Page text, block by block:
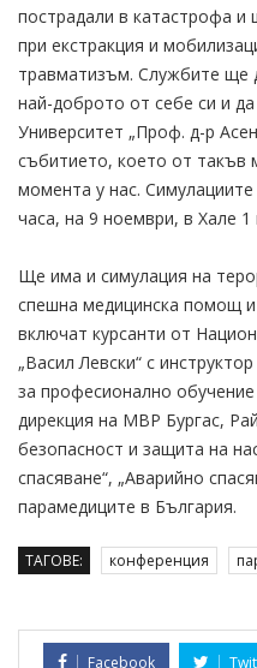
пострадали в катастрофа и
при екстракция и
травматизъм. Службите ще
най-доброто от себе си и
Университет „Проф. д-р
събитието, което от
момента у нас.
часа, на 9 ноември, в Хале 1
Ще има и симулация на
спешна медицинска помощ
включат курсанти от
„Васил Левски“ с
за професионално
дирекция на МВР Бургас,
безопасност и защита на
спасяване“, „Аварийно
парамедиците в България.
ТАГОВЕ: конференция
Facebook